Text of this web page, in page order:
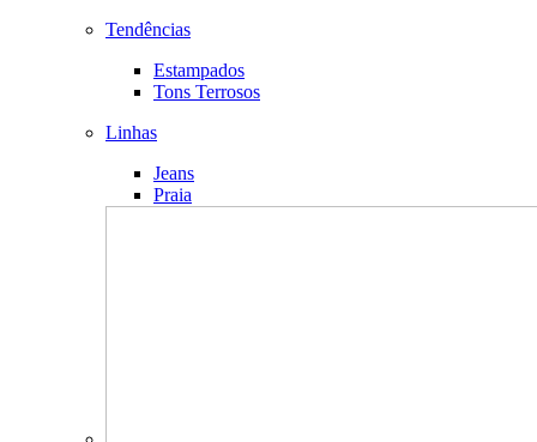
Tendências
Estampados
Tons Terrosos
Linhas
Jeans
Praia